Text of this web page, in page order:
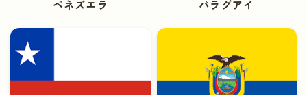
ベネズエラ パラグアイ